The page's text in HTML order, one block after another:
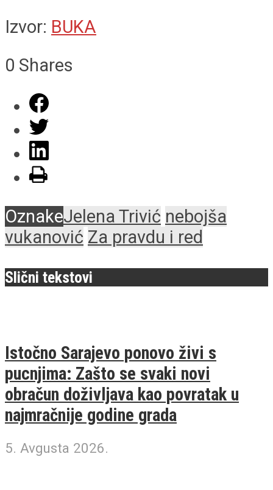
Izvor: BUKA
0 Shares
OznakeJelena Trivić nebojša
vukanović Za pravdu i red
Slični tekstovi
Istočno Sarajevo ponovo živi s
pucnjima: Zašto se svaki novi
obračun doživljava kao povratak u
najmračnije godine grada
5. Avgusta 2026.